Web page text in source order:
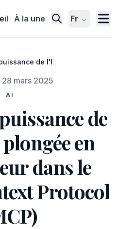
À la une Fr
de l'IA :
Context
(MCP)
mars 2025
AI
de
en
dans le
Protocol